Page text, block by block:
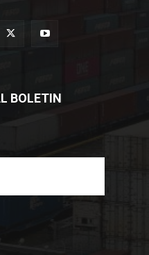
BOLETIN